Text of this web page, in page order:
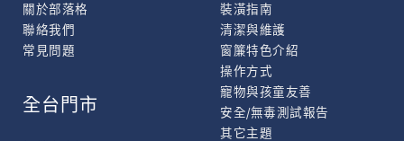
關於部落格
聯絡我們
常見問題
裝潢指南
清潔與維護
窗簾特色介紹
操作方式
寵物與孩童友善
安全/無毒測試報告
其它主題
全台門市